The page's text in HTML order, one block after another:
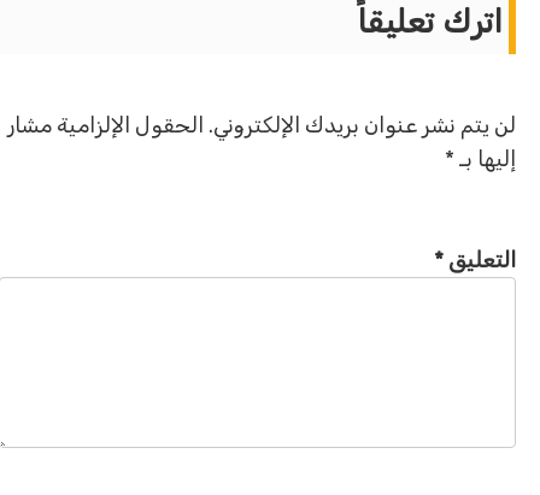
اترك تعليقاً
لن يتم نشر عنوان بريدك الإلكتروني. الحقول الإلزامية مشار
إليها بـ *
التعليق*